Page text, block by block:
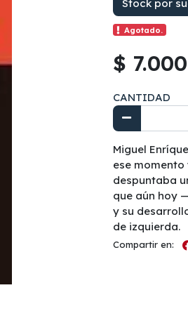
Stock por
Agotado.
$ 7.000
CANTIDAD
Miguel
ese
despuntaba
que aún hoy
y su
de izquierda.
Compartir en: